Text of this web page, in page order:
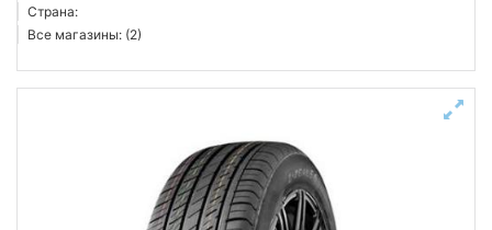
Страна:
Все магазины: (2)
Сбросить